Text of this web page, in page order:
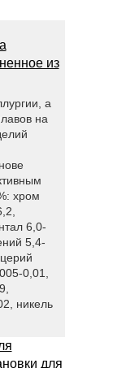
из
а
на
хром
6,0-
5,4-
0,01,
никель
для